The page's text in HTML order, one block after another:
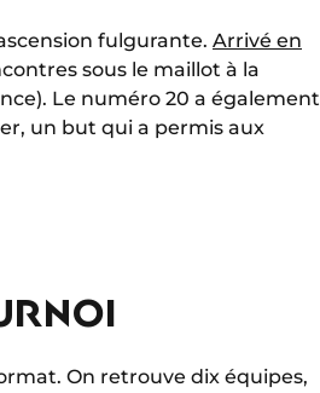
fulgurante. Arrivé en
sous le maillot à la
Le numéro 20 a également
un but qui a permis aux
On retrouve dix équipes,